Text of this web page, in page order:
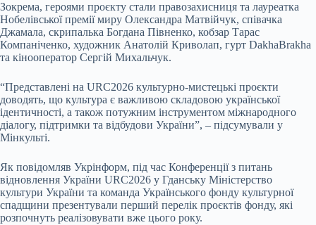
Зокрема, героями проєкту стали правозахисниця та лауреатка
Нобелівської премії миру Олександра Матвійчук, співачка
Джамала, скрипалька Богдана Півненко, кобзар Тарас
Компаніченко, художник Анатолій Криволап, гурт DakhaBrakha
та кінооператор Сергій Михальчук.
“Представлені на URC2026 культурно-мистецькі проєкти
доводять, що культура є важливою складовою української
ідентичності, а також потужним інструментом міжнародного
діалогу, підтримки та відбудови України”, – підсумували у
Мінкульті.
Як повідомляв Укрінформ, під час Конференції з питань
відновлення України URC2026 у Гданську Міністерство
культури України та команда Українського фонду культурної
спадщини презентували перший перелік проєктів фонду, які
розпочнуть реалізовувати вже цього року.